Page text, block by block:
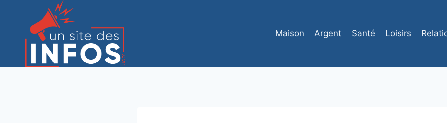
contenu
Maison Argent Santé Loisirs